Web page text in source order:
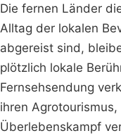
Die fernen Länder
Alltag der lokalen
abgereist sind,
plötzlich lokale
Fernsehsendung
ihren
Überlebenskampf